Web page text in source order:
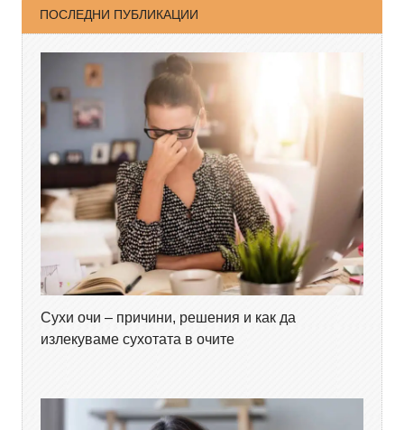
ПОСЛЕДНИ ПУБЛИКАЦИИ
Сухи очи – причини, решения и как да
излекуваме сухотата в очите